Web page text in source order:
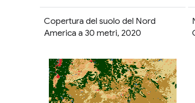
Copertura del suolo del Nord
America a 30 metri, 2020